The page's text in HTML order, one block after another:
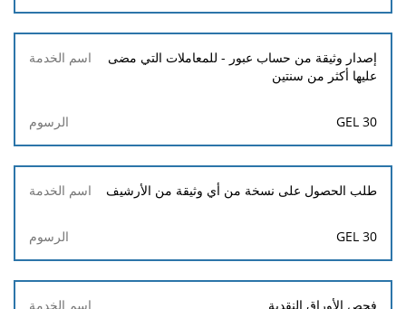
إصدار وثيقة من حساب عبور - للمعاملات التي مضى
عليها أكثر من سنتين
30 GEL
طلب الحصول على نسخة من أي وثيقة من الأرشيف
30 GEL
فحص الأوراق النقدية